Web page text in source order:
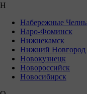
Н
Набережные
Наро-Фоминск
Нижнекамск
Нижний Новгород
Новокузнецк
Новороссийск
Новосибирск